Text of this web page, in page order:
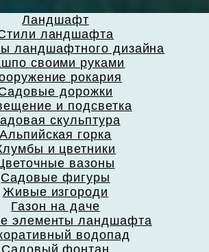
Ландшафт
ландшафта
ландшафтного дизайна
своими руками
рокария
дорожки
и подсветка
скульптура
Альпийская горка
и цветники
вазоны
Садовые фигуры
Живые изгороди
Газон на даче
элементы ландшафта
водопад
Садовый фонтан